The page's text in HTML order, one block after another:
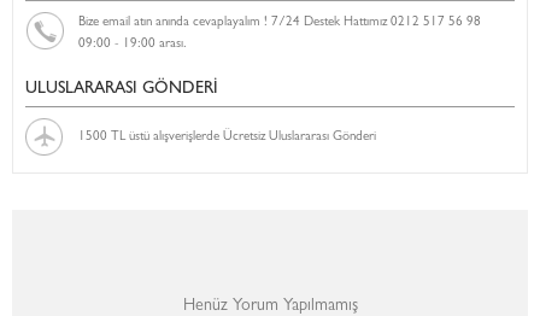
Bize email atın anında cevaplayalım ! 7/24 Destek Hattımız 0212 517 56 98
09:00 - 19:00 arası.
ULUSLARARASI GÖNDERİ
1500 TL üstü alışverişlerde Ücretsiz Uluslararası Gönderi
Henüz Yorum Yapılmamış